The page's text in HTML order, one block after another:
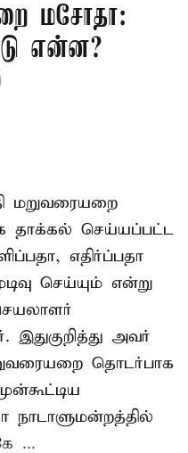
மசோதா:
என்ன?
மறுவரையறை
தாக்கல் செய்யப்பட்ட
எதிர்ப்பதா
செய்யும் என்று
இதுகுறித்து அவர்
தொடர்பாக
நாடாளுமன்றத்தில்
...